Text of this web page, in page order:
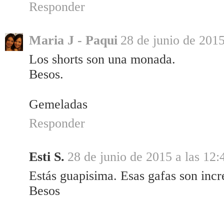
Responder
Maria J - Paqui 28 de junio de
Los shorts son una monada.
Besos.
Gemeladas
Responder
Esti S. 28 de junio de 2015 a las
Estás guapisima. Esas gafas son
Besos